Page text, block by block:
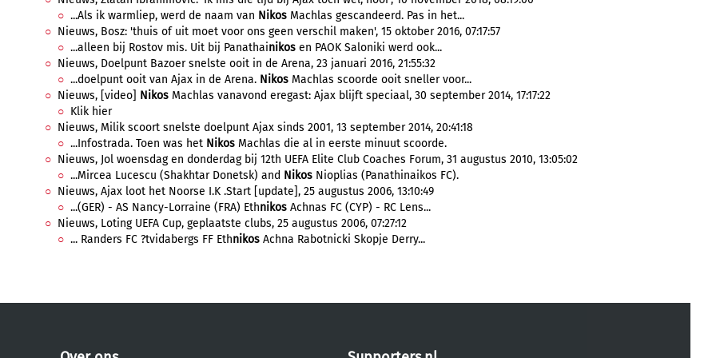
...Als ik warmliep, werd de naam van Nikos Machlas gescandeerd. Pas in het...
Nieuws, Bosz: 'thuis of uit moet voor ons geen verschil maken', 15 oktober 2016, 07:17:57
...alleen bij Rostov mis. Uit bij Panathainikos en PAOK Saloniki werd ook...
Nieuws, Doelpunt Bazoer snelste ooit in de Arena, 23 januari 2016, 21:55:32
...doelpunt ooit van Ajax in de Arena. Nikos Machlas scoorde ooit sneller voor...
Nieuws, [video] Nikos Machlas vanavond eregast: Ajax blijft speciaal, 30 september 2014, 17:17:22
Klik hier
Nieuws, Milik scoort snelste doelpunt Ajax sinds 2001, 13 september 2014, 20:41:18
...Infostrada. Toen was het Nikos Machlas die al in eerste minuut scoorde.
Nieuws, Jol woensdag en donderdag bij 12th UEFA Elite Club Coaches Forum, 31 augustus 2010, 13:05:02
...Mircea Lucescu (Shakhtar Donetsk) and Nikos Nioplias (Panathinaikos FC).
Nieuws, Ajax loot het Noorse I.K .Start [update], 25 augustus 2006, 13:10:49
...(GER) - AS Nancy-Lorraine (FRA) Ethnikos Achnas FC (CYP) - RC Lens...
Nieuws, Loting UEFA Cup, geplaatste clubs, 25 augustus 2006, 07:27:12
... Randers FC ?tvidabergs FF Ethnikos Achna Rabotnicki Skopje Derry...